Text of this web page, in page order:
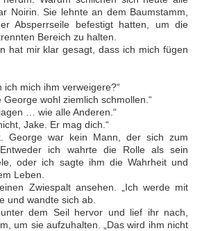
Noirin. Sie lehnte an dem Baumstamm,
Absperrseile befestigt hatten, um die
Bereich zu halten.
hat mir klar gesagt, dass ich mich fügen
ich mich ihm verweigere?“
George wohl ziemlich schmollen.“
… wie alle Anderen.“
Jake. Er mag dich.“
George war kein Mann, der sich zum
ich wahrte die Rolle als sein
oder ich sagte ihm die Wahrheit und
Leben.
Zwiespalt ansehen. „Ich werde mit
und wandte sich ab.
dem Seil hervor und lief ihr nach,
um sie aufzuhalten. „Das wird ihm nicht